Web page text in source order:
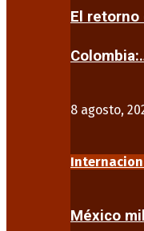
El retorno
8 agosto,
México